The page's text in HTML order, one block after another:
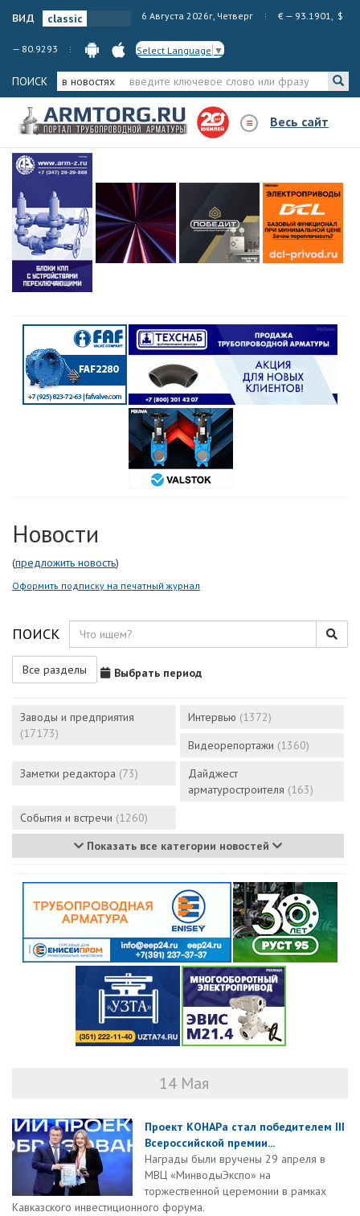
вид 6 Августа 2026г, Четверг € — 93.1901, $
— 80.9293 Select Language ▼
ПОИСК в новостях
Весь сайт
Новости
(предложить новость)
Оформить подписку на печатный журнал
ПОИСК
Все разделы Выбрать период
Заводы и предприятия
(17173)
Интервью (1372)
Видеорепортажи (1360)
Заметки редактора (73)
Дайджест
арматуростроителя (163)
События и встречи (1260)
Показать все категории новостей
14 Мая
Проект КОНАРа стал победителем III
Всероссийской премии...
Награды были вручены 29 апреля в
МВЦ «МинводыЭкспо» на
торжественной церемонии в рамках
Кавказского инвестиционного форума.